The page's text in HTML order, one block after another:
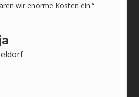
wir enorme Kosten ein.“